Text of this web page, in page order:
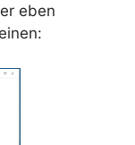
eben